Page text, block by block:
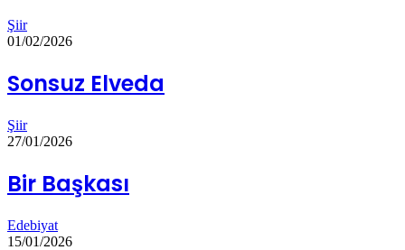
Şiir
01/02/2026
Sonsuz Elveda
Şiir
27/01/2026
Bir Başkası
Edebiyat
15/01/2026